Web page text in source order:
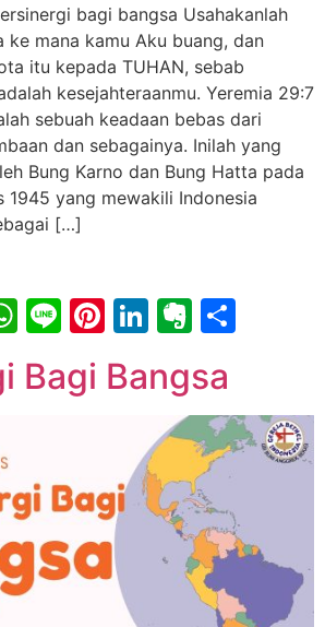
bagi bangsa Usahakanlah
ke mana kamu Aku buang, dan
itu kepada TUHAN, sebab
kesejahteraanmu. Yeremia 29:7
sebuah keadaan bebas dari
dan sebagainya. Inilah yang
Bung Karno dan Bung Hatta pada
1945 yang mewakili Indonesia
[…]
WhatsApp
LinePinterest
LinkedIn
Bagi Bangsa